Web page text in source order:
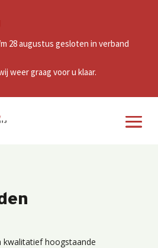
28 augustus gesloten in verband
weer graag voor u klaar.
kwalitatief hoogstaande